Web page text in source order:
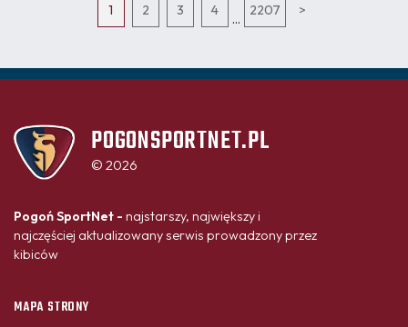
1 2 3 4
...
2207 >
POGONSPORTNET.PL
© 2026
Pogoń SportNet - najstarszy, największy i
najczęściej aktualizowany serwis prowadzony przez
kibiców
MAPA STRONY